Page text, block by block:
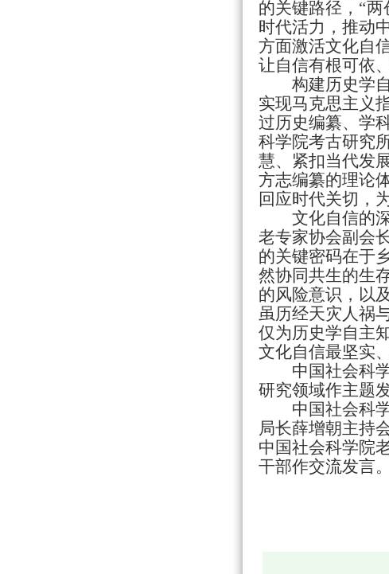
的关键路径，“
时代活力，推动
方面激活文化自
让自信有根可依
构建历史学
实现马克思主义
过历史编纂、学
科学院考古研究
慧、紧扣当代发
方志编纂的理论
回应时代关切，
文化自信的
老专家协会副会
的关键密码在于
然协同共生的生
的风险意识，以
虽历经天灾人祸
仅为历史学自主
文化自信最坚实
中国社会科
研究领域作主题发
中国社会科
局长薛增朝主持
中国社会科学院
干部作交流发言。